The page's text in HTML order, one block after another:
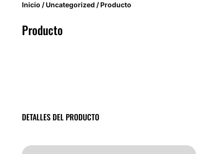
Inicio /Uncategorized / Producto
Producto
DETALLES DEL PRODUCTO